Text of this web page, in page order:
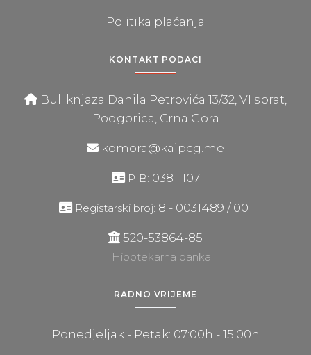
Politika plaćanja
KONTAKT PODACI
Bul. knjaza Danila Petrovića 13/32, VI sprat,
Podgorica, Crna Gora
komora@kaipcg.me
PIB: 03811107
Registarski broj: 8 - 0031489 / 001
520-53864-85
Hipotekarna banka
RADNO VRIJEME
Ponedjeljak - Petak: 07:00h - 15:00h